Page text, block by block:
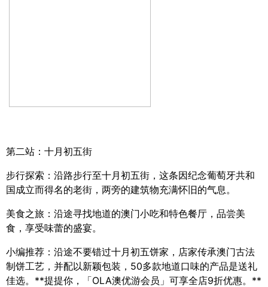
第二站：十月初五街
步行探索：沿路步行至十月初五街，这条因纪念葡萄牙共和
国成立而得名的老街，两旁的建筑物充满怀旧的气息。
美食之旅：沿途寻找地道的澳门小吃和特色餐厅，品尝美
食，享受味蕾的盛宴。
小编推荐：沿途不要错过十月初五饼家，店家传承澳门古法
制饼工艺，并配以新颖包装， 50多款地道口味的产品是送礼
佳选。 **提提你，「OLA澳优游会员」可享全店9折优惠。 **